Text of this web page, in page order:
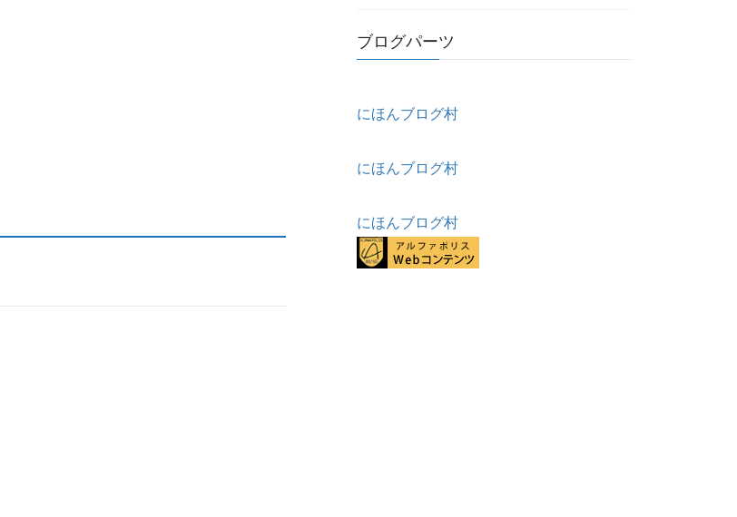
ブログパーツ
にほんブログ村
にほんブログ村
にほんブログ村